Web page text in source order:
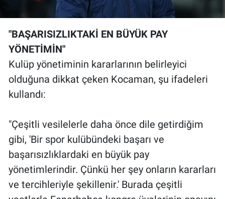
"BAŞARISIZLIKTAKİ EN BÜYÜK PAY
YÖNETİMİN"
Kulüp yönetiminin kararlarının belirleyici
olduğuna dikkat çeken Kocaman, şu ifadeleri
kullandı:
"Çeşitli vesilelerle daha önce dile getirdiğim
gibi, 'Bir spor kulübündeki başarı ve
başarısızlıklardaki en büyük pay
yönetimlerindir. Çünkü her şey onların kararları
ve tercihleriyle şekillenir.' Burada çeşitli